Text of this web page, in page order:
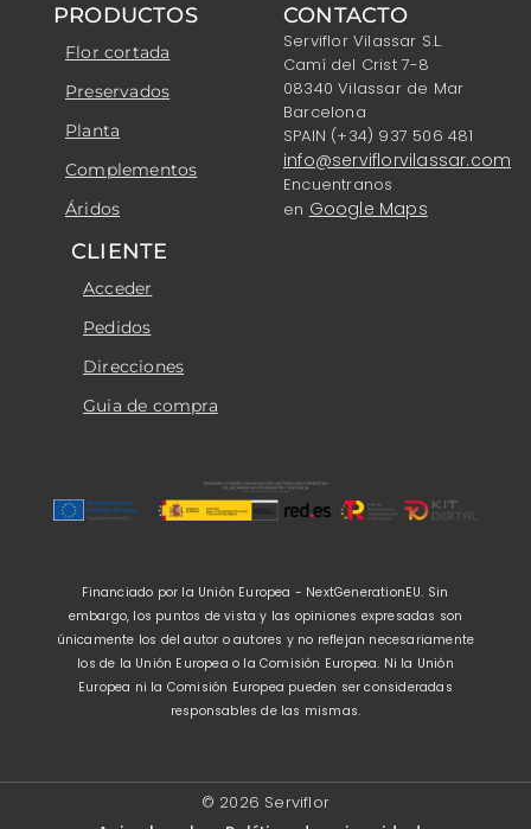
PRODUCTOS
Flor cortada
Preservados
Planta
Complementos
Áridos
CONTACTO
Serviflor Vilassar S.L.
Camí del Crist 7-8
08340 Vilassar de Mar
Barcelona
SPAIN (+34) 937 506 481
info@serviflorvilassar.com
Encuentranos
en Google Maps
CLIENTE
Acceder
Pedidos
Direcciones
Guia de compra
Financiado por la Unión Europea - NextGenerationEU. Sin
embargo, los puntos de vista y las opiniones expresadas son
únicamente los del autor o autores y no reflejan necesariamente
los de la Unión Europea o la Comisión Europea. Ni la Unión
Europea ni la Comisión Europea pueden ser consideradas
responsables de las mismas.
© 2026 Serviflor